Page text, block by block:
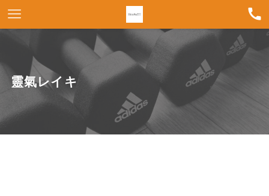
靈氣レイキ